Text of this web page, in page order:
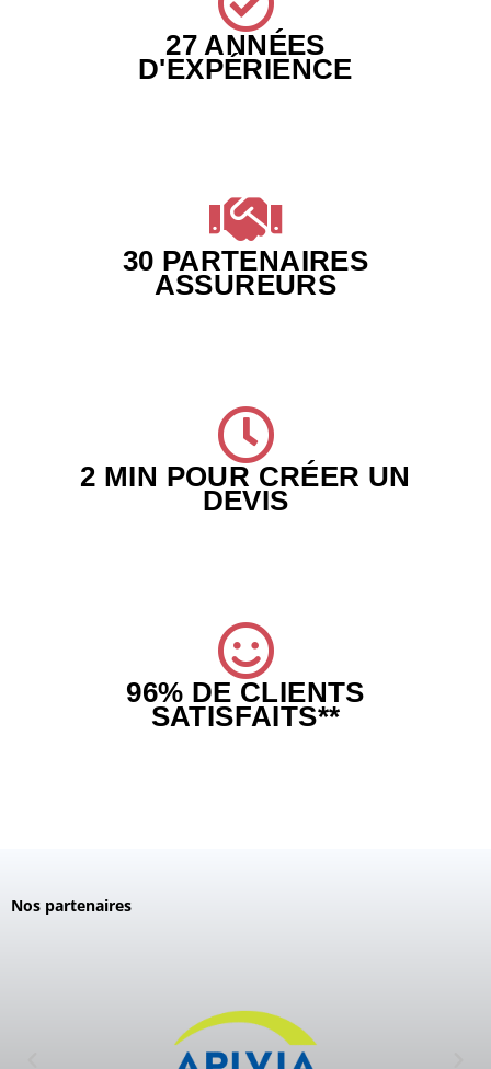
27 ANNÉES
D'EXPÉRIENCE
30 PARTENAIRES
ASSUREURS
2 MIN POUR CRÉER UN
DEVIS
96% DE CLIENTS
SATISFAITS**
Nos partenaires